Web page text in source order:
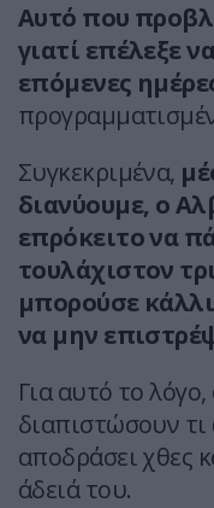
Αυτό που
γιατί επέλεξε
επόμενες
Συγκεκριμένα,
διανύουμε, ο
επρόκειτο να
τουλάχιστον
μπορούσε
να μην
Για αυτό το
διαπιστώσουν
αποδράσει χθες
άδειά του.